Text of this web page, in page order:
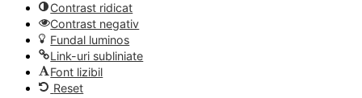
Contrast ridicat
Contrast negativ
Fundal luminos
Link-uri subliniate
Font lizibil
Reset